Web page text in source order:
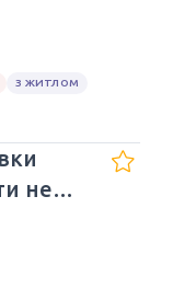
З ЖИТЛОМ
не